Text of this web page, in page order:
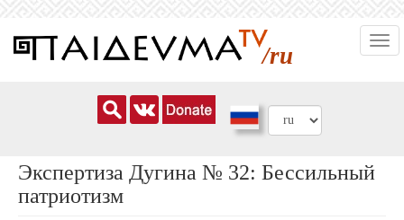
основному
/ru
Экспертиза Дугина № 32: Бессильный
патриотизм